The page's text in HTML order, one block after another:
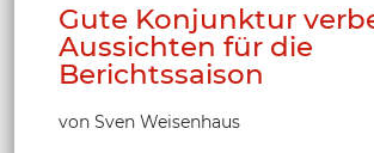
Gute Konjunktur
Aussichten für die
Berichtssaison
von Sven Weisenhaus